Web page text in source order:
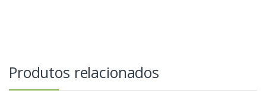
Produtos relacionados